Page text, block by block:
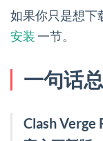
如果你只是想下
安装一节。
一句话
Clash Verge